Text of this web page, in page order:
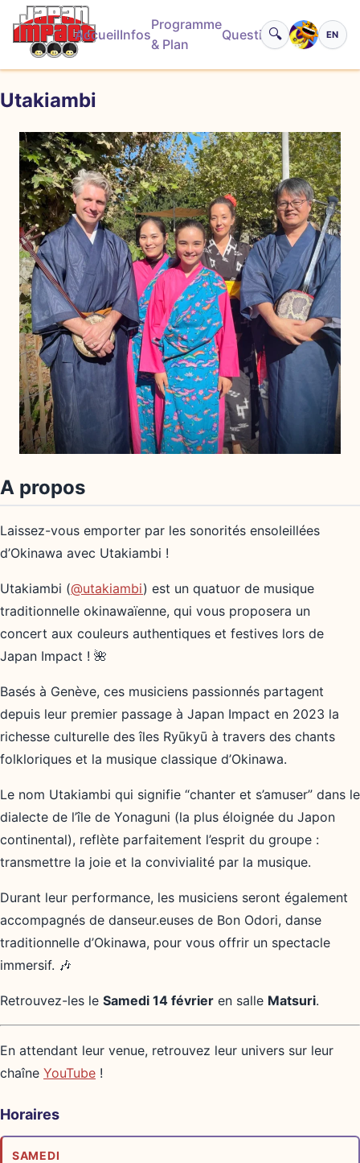
AccueilInfos
Programme
& Plan
Questions
🔍 EN
Utakiambi
A propos
Laissez-vous emporter par les sonorités ensoleillées
d’Okinawa avec Utakiambi !
Utakiambi (@utakiambi) est un quatuor de musique
traditionnelle okinawaïenne, qui vous proposera un
concert aux couleurs authentiques et festives lors de
Japan Impact ! 🌺
Basés à Genève, ces musiciens passionnés partagent
depuis leur premier passage à Japan Impact en 2023 la
richesse culturelle des îles Ryūkyū à travers des chants
folkloriques et la musique classique d’Okinawa.
Le nom Utakiambi qui signifie “chanter et s’amuser” dans le
dialecte de l’île de Yonaguni (la plus éloignée du Japon
continental), reflète parfaitement l’esprit du groupe :
transmettre la joie et la convivialité par la musique.
Durant leur performance, les musiciens seront également
accompagnés de danseur.euses de Bon Odori, danse
traditionnelle d’Okinawa, pour vous offrir un spectacle
immersif. 🎶
Retrouvez-les le Samedi 14 février en salle Matsuri.
En attendant leur venue, retrouvez leur univers sur leur
chaîne YouTube !
Horaires
SAMEDI